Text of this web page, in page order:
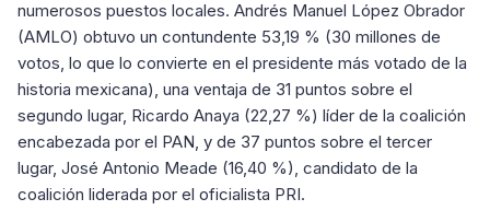
numerosos puestos locales. Andrés Manuel López Obrador
(AMLO) obtuvo un contundente 53,19 % (30 millones de
votos, lo que lo convierte en el presidente más votado de la
historia mexicana), una ventaja de 31 puntos sobre el
segundo lugar, Ricardo Anaya (22,27 %) líder de la coalición
encabezada por el PAN, y de 37 puntos sobre el tercer
lugar, José Antonio Meade (16,40 %), candidato de la
coalición liderada por el oficialista PRI.